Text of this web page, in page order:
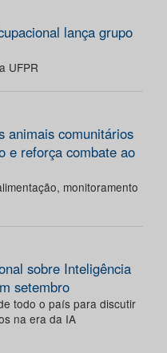
lança grupo
UFPR
animais comunitários
e reforça combate ao
monitoramento
sobre Inteligência
setembro
todo o país para discutir
na era da IA